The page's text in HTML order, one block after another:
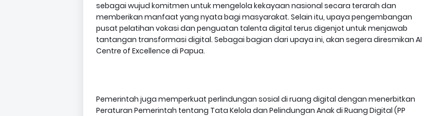
sebagai wujud komitmen untuk mengelola kekayaan nasional secara terarah dan
memberikan manfaat yang nyata bagi masyarakat. Selain itu, upaya pengembangan
pusat pelatihan vokasi dan penguatan talenta digital terus digenjot untuk menjawab
tantangan transformasi digital. Sebagai bagian dari upaya ini, akan segera diresmikan AI
Centre of Excellence di Papua.
Pemerintah juga memperkuat perlindungan sosial di ruang digital dengan menerbitkan
Peraturan Pemerintah tentang Tata Kelola dan Pelindungan Anak di Ruang Digital (PP